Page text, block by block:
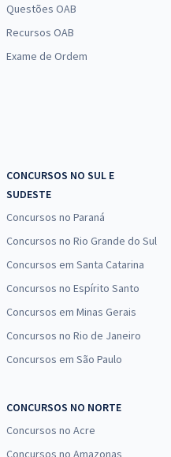
Questões OAB
Recursos OAB
Exame de Ordem
CONCURSOS NO SUL E
SUDESTE
Concursos no Paraná
Concursos no Rio Grande do Sul
Concursos em Santa Catarina
Concursos no Espírito Santo
Concursos em Minas Gerais
Concursos no Rio de Janeiro
Concursos em São Paulo
CONCURSOS NO NORTE
Concursos no Acre
Concursos no Amazonas